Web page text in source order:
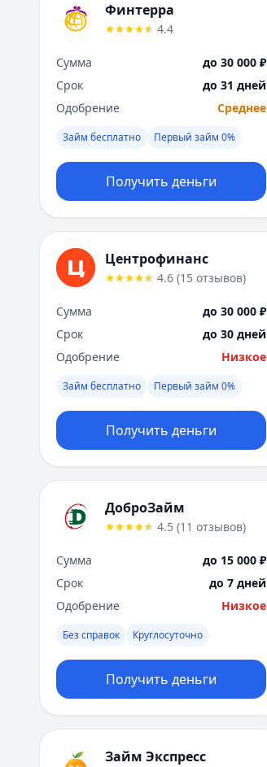
Финтерра
4.4
Сумма
до 30 000 ₽
Срок
до 31 дней
Одобрение
Среднее
Займ бесплатно Первый займ 0%
Получить деньги
Центрофинанс
4.6 (15 отзывов)
Сумма
до 30 000 ₽
Срок
до 30 дней
Одобрение
Низкое
Займ бесплатно Первый займ 0%
Получить деньги
ДоброЗайм
4.5 (11 отзывов)
Сумма
до 15 000 ₽
Срок
до 7 дней
Одобрение
Низкое
Без справок Круглосуточно
Получить деньги
Займ Экспресс